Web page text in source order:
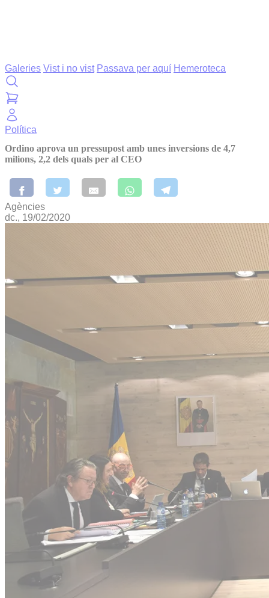
Galeries Vist i no vist Passava per aquí Hemeroteca
Política
Ordino aprova un pressupost amb unes inversions de 4,7
milions, 2,2 dels quals per al CEO
Agències
dc., 19/02/2020